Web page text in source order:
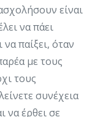
είναι
να πάει
να παίξει, όταν
με τους
τους
συνέχεια
να έρθει σε